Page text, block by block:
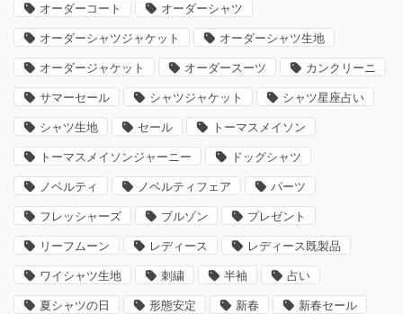
オーダーコート オーダーシャツ
オーダーシャツジャケット オーダーシャツ生地
オーダージャケット オーダースーツ カンクリーニ
サマーセール シャツジャケット シャツ星座占い
シャツ生地 セール トーマスメイソン
トーマスメイソンジャーニー ドッグシャツ
ノベルティ ノベルティフェア パーツ
フレッシャーズ ブルゾン プレゼント
リーフムーン レディース レディース既製品
ワイシャツ生地 刺繍 半袖 占い
夏シャツの日 形態安定 新春 新春セール